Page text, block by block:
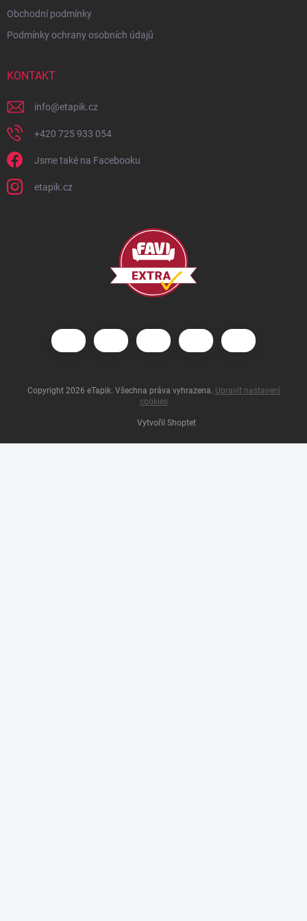
Obchodní podmínky
Podmínky ochrany osobních údajů
KONTAKT
info@etapik.cz
+420 725 933 054
Jsme také na Facebooku
etapik.cz
Vytvořil Shoptet
Copyright 2026 eTapik. Všechna práva vyhrazena. Upravit nastavení
cookies